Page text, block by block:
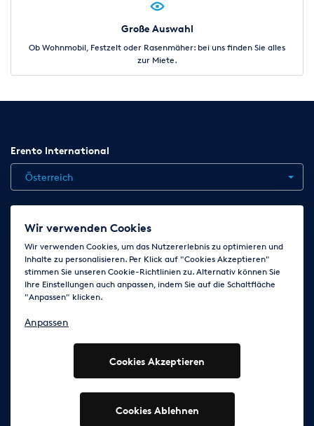
Große Auswahl
Ob Wohnmobil, Festzelt oder Rasenmäher: bei uns finden Sie alles
zur Miete.
Erento International
Österreich
Jobs Kontakt News
AGB
Impressum Cookie-Einstellungen ändern
Folge uns auf
© 2003 - 2026 Erento Campanda GmbH - Alle Rechte
vorbehalten
Ausgewiesene Marken gehören den jeweiligen Eigentümern.
Wir verwenden Cookies
Wir verwenden Cookies, um das Nutzererlebnis zu optimieren und
Inhalte zu personalisieren. Per Klick auf "Cookies Akzeptieren"
stimmen Sie unseren Cookie-Richtlinien zu. Alternativ können Sie
Ihre Einstellungen auch anpassen, indem Sie auf die Schaltfläche
"Anpassen" klicken.
Anpassen
Cookies Akzeptieren
Cookies Ablehnen